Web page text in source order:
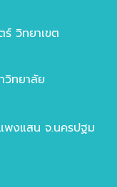
ร์ วิทยาเขต
วิทยาลัย
พงแสน จ.นครปฐม